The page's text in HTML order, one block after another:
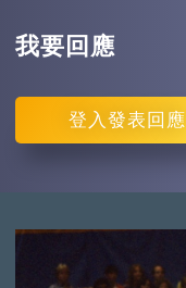
我要回應
登入 發表回應